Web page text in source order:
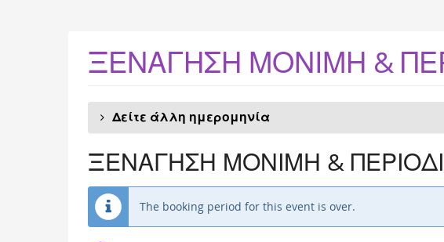
ΞΕΝΑΓΗΣΗ ΜΟΝΙΜΗ &
Δείτε άλλη ημερομηνία
ΞΕΝΑΓΗΣΗ ΜΟΝΙΜΗ &
The booking period for this event is over.